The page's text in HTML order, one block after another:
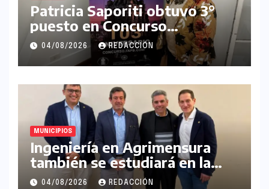
Patricia Saporiti obtuvo 3°
puesto en Concurso
Internacional de Artes
Plásticas Palacio Barolo
04/08/2026 REDACCIÓN
MUNICIPIOS
Ingeniería en Agrimensura
también se estudiará en la
UNLaM
04/08/2026 REDACCIÓN